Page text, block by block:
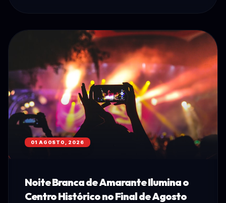
01 AGOSTO, 2026
Noite Branca de Amarante Ilumina o
Centro Histórico no Final de Agosto